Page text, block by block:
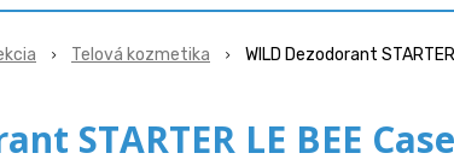
Telová kozmetika WILD Dezodorant
STARTER LE BEE